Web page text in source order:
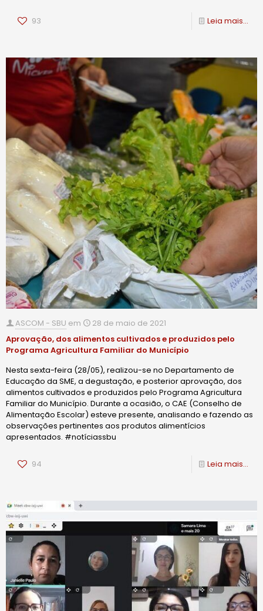
93 Leia mais...
ASCOM - SBU em
28 de maio de 2021
Aprovação, dos alimentos cultivados e produzidos pelo
Programa Agricultura Familiar do Município
Nesta sexta-feira (28/05), realizou-se no Departamento de
Educação da SME, a degustação, e posterior aprovação, dos
alimentos cultivados e produzidos pelo Programa Agricultura
Familiar do Município. Durante a ocasião, o CAE (Conselho de
Alimentação Escolar) esteve presente, analisando e fazendo as
observações pertinentes aos produtos alimentícios
apresentados. #notíciassbu
94 Leia mais...